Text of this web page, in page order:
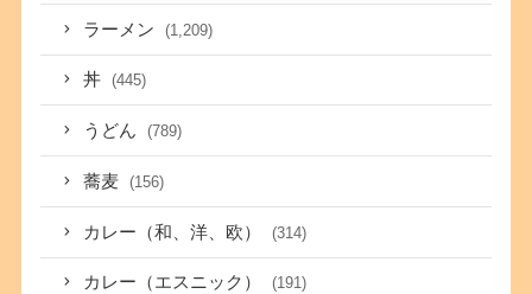
ラーメン (1,209)
丼 (445)
うどん (789)
蕎麦 (156)
カレー（和、洋、欧） (314)
カレー（エスニック） (191)